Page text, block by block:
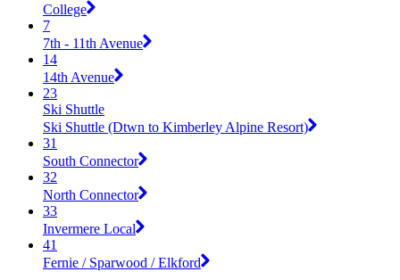
College
7
7th - 11th Avenue
14
14th Avenue
23
Ski Shuttle
Ski Shuttle (Dtwn to Kimberley Alpine Resort)
31
South Connector
32
North Connector
33
Invermere Local
41
Fernie / Sparwood / Elkford